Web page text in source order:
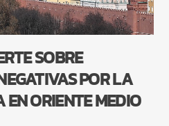
SOBRE
POR LA
ORIENTE MEDIO